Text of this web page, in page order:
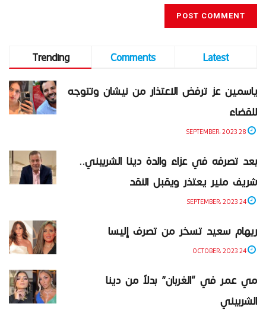
Trending Comments
Latest
ياسمين عز ترفض الاعتذار من نيشان وتتوجه
للقضاء
بعد تصرفه في عزاء والدة دينا الشربيني..
شريف منير يعتذر ويقبل النقد
ريهام سعيد تسخر من تصرف إليسا
مي عمر في “الغربان” بدلاً من دينا
الشربيني